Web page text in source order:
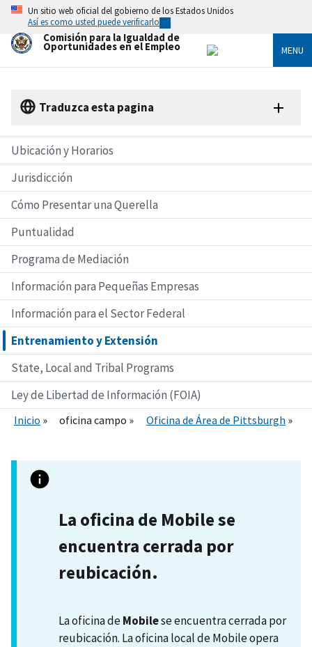
Skip
main
content
Un sitio web oficial del gobierno de los Estados Unidos
Así es como usted puede verificarlo
Comisión para la Igualdad de
Oportunidades en el Empleo MENU
Traduzca esta pagina
Ubicación y Horarios
Jurisdicción
Cómo Presentar una Querella
Puntualidad
Programa de Mediación
Información para Pequeñas Empresas
Información para el Sector Federal
Entrenamiento y Extensión
State, Local and Tribal Programs
Ley de Libertad de Información (FOIA)
Inicio oficina campo Oficina de Área de Pittsburgh
La oficina de Mobile se
encuentra cerrada por
reubicación.
La oficina deMobilese encuentra cerrada por
reubicación. La oficina local de Mobile opera